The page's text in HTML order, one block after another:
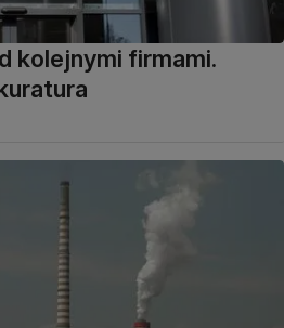
kolejnymi firmami.